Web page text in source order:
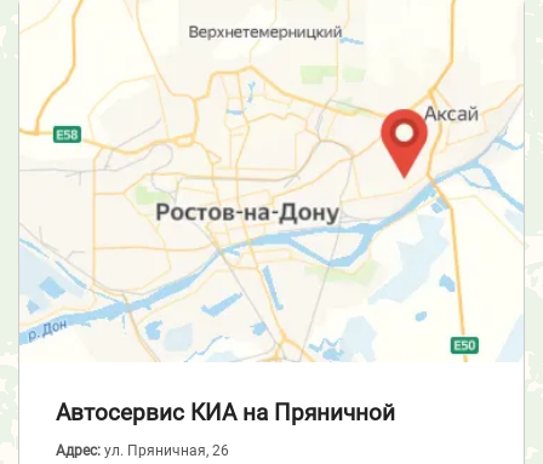
Автосервис КИА на Пряничной
Адрес: ул. Пряничная, 26